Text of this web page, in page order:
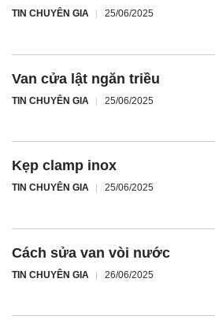
TIN CHUYÊN GIA 25/06/2025
Van cửa lật ngăn triều
TIN CHUYÊN GIA 25/06/2025
Kẹp clamp inox
TIN CHUYÊN GIA 25/06/2025
Cách sửa van vòi nước
TIN CHUYÊN GIA 26/06/2025